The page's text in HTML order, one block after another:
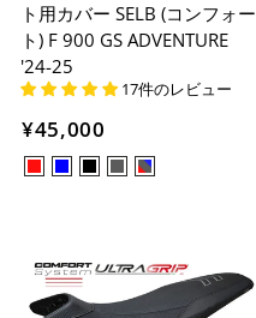
ト用カバー SELB (コンフォー
ト) F 900 GS ADVENTURE
'24-25
17件のレビュー
¥45,000